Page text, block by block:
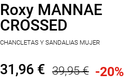
Roxy MANNAE
CROSSED
CHANCLETAS Y SANDALIAS MUJER
31,96 € 39,95 € -20%